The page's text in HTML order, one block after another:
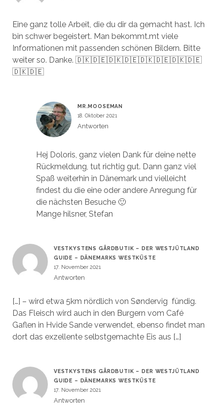
Eine ganz tolle Arbeit, die du dir da gemacht hast. Ich
bin schwer begeistert. Man bekommt.mt viele
Informationen mit passenden schönen Bildern. Bitte
weiter so. Danke. 🇩🇰🇩🇪🇩🇰🇩🇪🇩🇰🇩🇪🇩🇰🇩🇪
🇩🇰🇩🇪
MR.MOOSEMAN
18. Oktober 2021
Antworten
Hej Doloris, ganz vielen Dank für deine nette
Rückmeldung, tut richtig gut. Dann ganz viel
Spaß weiterhin in Dänemark und vielleicht
findest du die eine oder andere Anregung für
die nächsten Besuche 🙂
Mange hilsner, Stefan
VESTKYSTENS GÅRDBUTIK – DER WESTJÜTLAND
GUIDE – DÄNEMARKS WESTKÜSTE
17. November 2021
Antworten
[…] – wird etwa 5km nördlich von Søndervig fündig.
Das Fleisch wird auch in den Burgern vom Café
Gaflen in Hvide Sande verwendet, ebenso findet man
dort das exzellente selbstgemachte Eis aus […]
VESTKYSTENS GÅRDBUTIK – DER WESTJÜTLAND
GUIDE – DÄNEMARKS WESTKÜSTE
17. November 2021
Antworten